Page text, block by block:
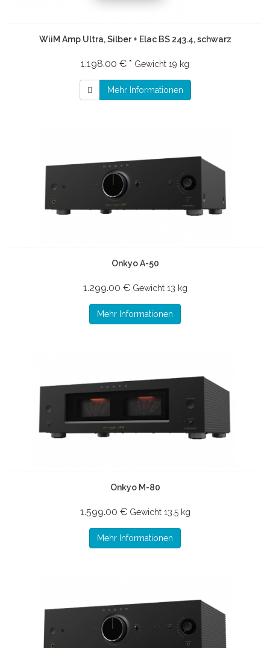
WiiM Amp Ultra, Silber + Elac BS 243.4, schwarz
1.198.00 € * Gewicht 19 kg
Mehr Informationen
Onkyo A-50
1.299.00 € Gewicht 13 kg
Mehr Informationen
Onkyo M-80
1.599.00 € Gewicht 13.5 kg
Mehr Informationen